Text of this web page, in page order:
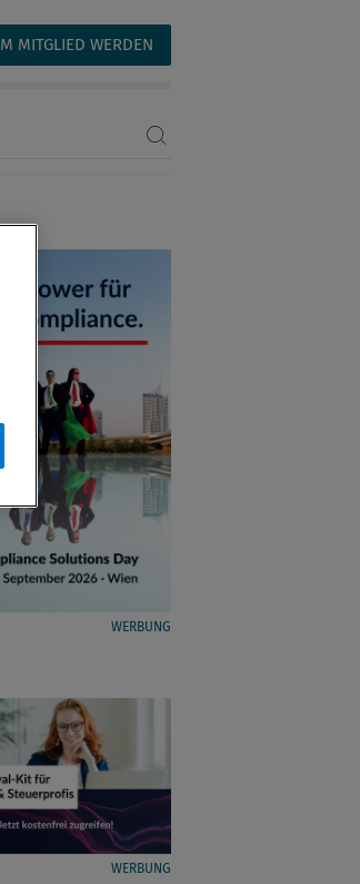
MITGLIED WERDEN
WERBUNG
WERBUNG